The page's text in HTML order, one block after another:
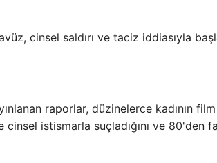
cinsel saldırı ve taciz iddiasıyla
raporlar, düzinelerce kadının film
istismarla suçladığını ve 80'den